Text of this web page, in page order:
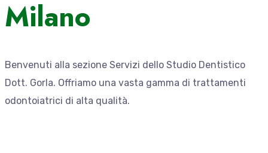
Milano
Benvenuti alla sezione Servizi dello Studio Dentistico
Dott. Gorla. Offriamo una vasta gamma di trattamenti
odontoiatrici di alta qualità.